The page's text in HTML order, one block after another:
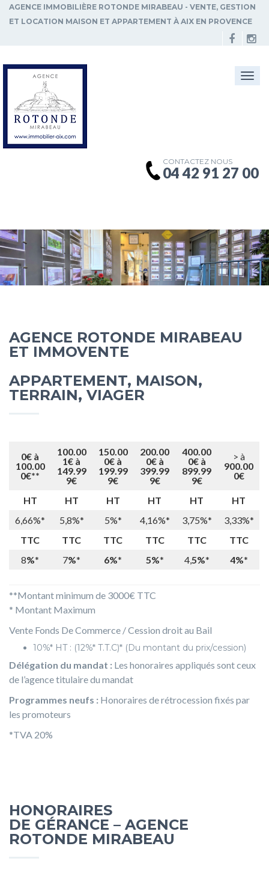
AGENCE IMMOBILIÈRE ROTONDE MIRABEAU - VENTE, GESTION
ET LOCATION MAISON ET APPARTEMENT À AIX EN PROVENCE
CONTACTEZ NOUS
04 42 91 27 00
AGENCE ROTONDE MIRABEAU
ET IMMOVENTE
APPARTEMENT, MAISON,
TERRAIN, VIAGER
0€ à
100.00
0€**
100.00
1€ à
149.99
9€
150.00
0€ à
199.99
9€
200.00
0€ à
399.99
9€
400.00
0€ à
899.99
9€
> à
900.00
0€
HT HT HT HT HT
HT
6,66%* 5,8%* 5%* 4,16%* 3,75%* 3,33%*
TTC
TTC TTC TTC TTC
TTC
8%* 7%* 6%* 5%* 4,5%* 4%*
**Montant minimum de 3000€ TTC
* Montant Maximum
Vente Fonds De Commerce / Cession droit au Bail
10%* HT : (12%* T.T.C)* (Du montant du prix/cession)
Délégation du mandat : Les honoraires appliqués sont ceux
de l’agence titulaire du mandat
Programmes neufs : Honoraires de rétrocession fixés par
les promoteurs
*TVA 20%
HONORAIRES
DE GÉRANCE – AGENCE
ROTONDE MIRABEAU